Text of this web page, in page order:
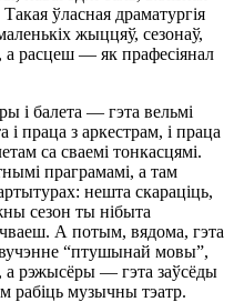
ўласная драматургія
жыццяў, сезонаў,
а расцеш — як прафесіянал
і балета — гэта вельмі
і праца з аркестрам, і праца
са сваемі тонкасцямі.
праграмамі, а там
нешта скараціць,
сезон ты нібыта
А потым, вядома, гэта
“птушынай мовы”,
рэжысёры — гэта заўсёды
рабіць музычны тэатр.